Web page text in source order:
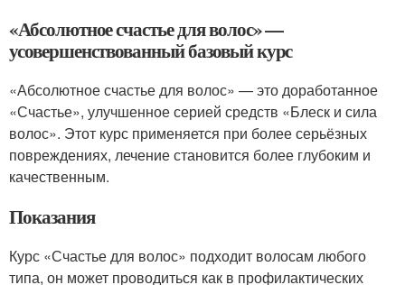
«Абсолютное счастье для волос» —
усовершенствованный базовый курс
«Абсолютное счастье для волос» — это доработанное
«Счастье», улучшенное серией средств «Блеск и сила
волос». Этот курс применяется при более серьёзных
повреждениях, лечение становится более глубоким и
качественным.
Показания
Курс «Счастье для волос» подходит волосам любого
типа, он может проводиться как в профилактических